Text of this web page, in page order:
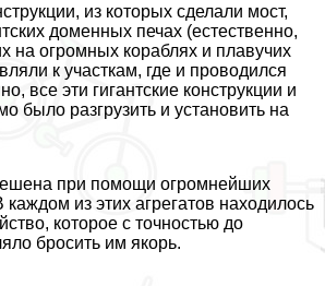
из которых сделали мост,
доменных печах (естественно,
на огромных кораблях и плавучих
к участкам, где и проводился
все эти гигантские конструкции и
было разгрузить и установить на
при помощи огромнейших
каждом из этих агрегатов находилось
которое с точностью до
бросить им якорь.